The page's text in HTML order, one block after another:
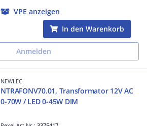
VPE anzeigen
In den Warenkorb
Anmelden
NEWLEC
NTRAFONV70.01, Transformator 12V AC
0-70W / LED 0-45W DIM